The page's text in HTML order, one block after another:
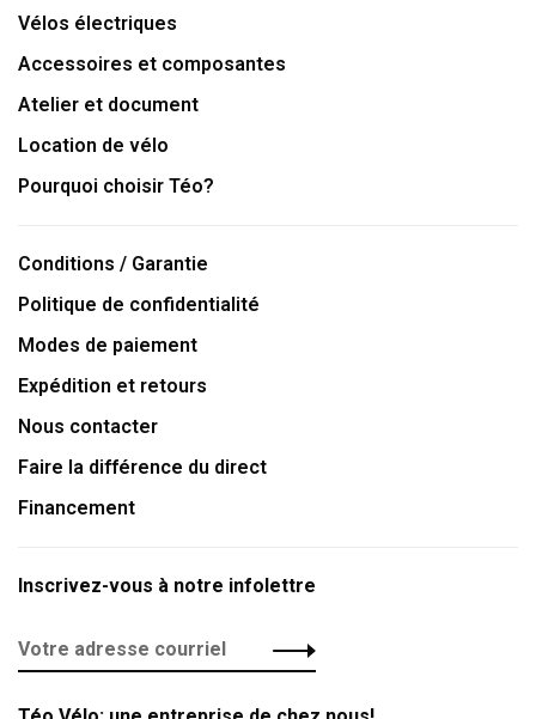
Vélos électriques
Accessoires et composantes
Atelier et document
Location de vélo
Pourquoi choisir Téo?
Conditions / Garantie
Politique de confidentialité
Modes de paiement
Expédition et retours
Nous contacter
Faire la différence du direct
Financement
Inscrivez-vous à notre infolettre